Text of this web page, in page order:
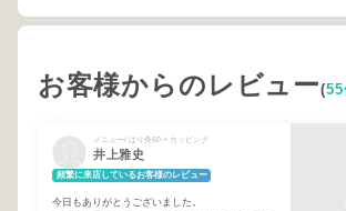
お客様からのレビュー(55
メニュー/ はり灸60 + カッピング
井上雅史
頻繁に来店しているお客様のレビュー
今日もありがとうございました。